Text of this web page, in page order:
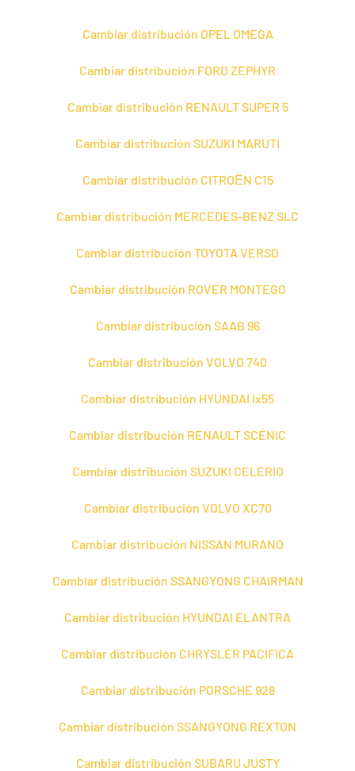
Cambiar distribución OPEL OMEGA
Cambiar distribución FORD ZEPHYR
Cambiar distribución RENAULT SUPER 5
Cambiar distribución SUZUKI MARUTI
Cambiar distribución CITROЁN C15
Cambiar distribución MERCEDES-BENZ SLC
Cambiar distribución TOYOTA VERSO
Cambiar distribución ROVER MONTEGO
Cambiar distribución SAAB 96
Cambiar distribución VOLVO 740
Cambiar distribución HYUNDAI ix55
Cambiar distribución RENAULT SCÉNIC
Cambiar distribución SUZUKI CELERIO
Cambiar distribución VOLVO XC70
Cambiar distribución NISSAN MURANO
Cambiar distribución SSANGYONG CHAIRMAN
Cambiar distribución HYUNDAI ELANTRA
Cambiar distribución CHRYSLER PACIFICA
Cambiar distribución PORSCHE 928
Cambiar distribución SSANGYONG REXTON
Cambiar distribución SUBARU JUSTY